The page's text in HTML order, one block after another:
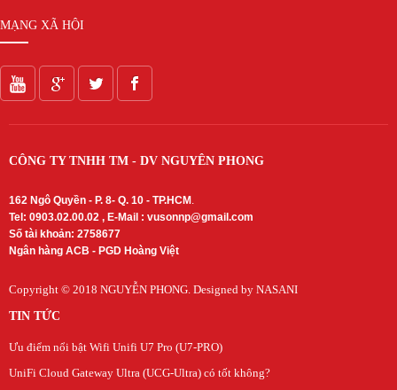
MẠNG XÃ HỘI
CÔNG TY TNHH TM - DV NGUYÊN PHONG
162 Ngô Quyền - P. 8- Q. 10 - TP.HCM .
Tel: 0903.02.00.02 , E-Mail : vusonnp@gmail.com
Số tài khoản: 2758677
Ngân hàng ACB - PGD Hoàng Việt
Copyright © 2018 NGUYỄN PHONG . Designed by NASANI
TIN TỨC
Ưu điểm nổi bật Wifi Unifi U7 Pro (U7-PRO)
UniFi Cloud Gateway Ultra (UCG-Ultra) có tốt không?